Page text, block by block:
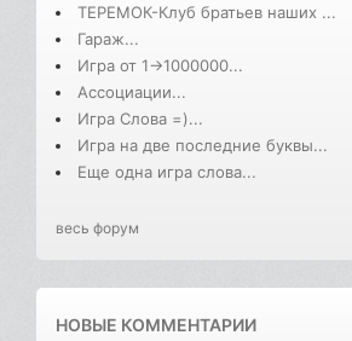
ТЕРЕМОК-Клуб братьев наших ...
Гараж...
Игра от 1->1000000...
Ассоциации...
Игра Слова =)...
Игра на две последние буквы...
Еще одна игра слова...
весь форум
НОВЫЕ КОММЕНТАРИИ